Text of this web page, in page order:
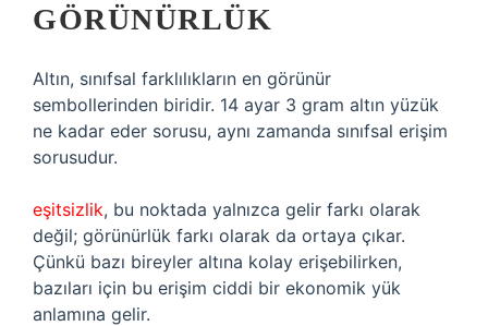
GÖRÜNÜRLÜK
Altın, sınıfsal farklılıkların en görünür
sembollerinden biridir. 14 ayar 3 gram altın yüzük
ne kadar eder sorusu, aynı zamanda sınıfsal erişim
sorusudur.
eşitsizlik, bu noktada yalnızca gelir farkı olarak
değil; görünürlük farkı olarak da ortaya çıkar.
Çünkü bazı bireyler altına kolay erişebilirken,
bazıları için bu erişim ciddi bir ekonomik yük
anlamına gelir.